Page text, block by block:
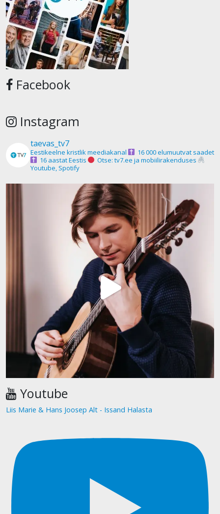
Facebook
Instagram
taevas_tv7
Eestikeelne kristlik meediakanal
16 000 elumuutvat saadet
16 aastat Eestis
Otse: tv7.ee ja mobiilirakenduses
Youtube, Spotify
Youtube
Liis Marie & Hans Joosep Alt - Issand Halasta